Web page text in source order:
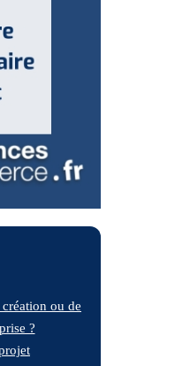
ou de
?